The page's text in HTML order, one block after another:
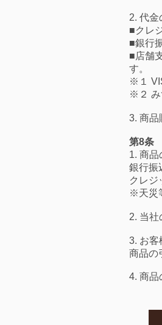
2. 代金
■クレ
■銀行
■店舗
す。
※１
※２ み
3. 商品
第8条
1. 商品
銀行振
クレジ
※天災
2. 当社
3. お客
商品の
4. 商品